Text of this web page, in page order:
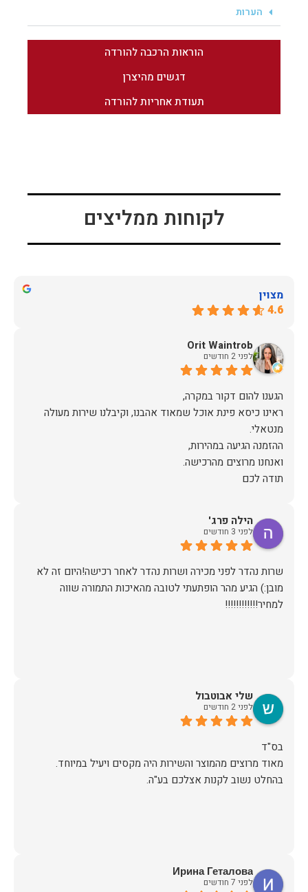
הערות
הוראות הרכבה להורדה
דגשים מהיצרן
תעודת אחריות להורדה
לקוחות ממליצים
מצוין
4.6
Orit Waintrob
לפני 2 חודשים
ראינו כיסא פינת אוכל שמאוד אהבנו, וקיבלנו שירות מעולה
תודה לכם
הילה פרג'
לפני 3 חודשים
שרות נהדר לפני מכירה ושרות נהדר לאחר רכישה!היום זה לא
מובן:) הגיע מהר הופתעתי לטובה מהאיכות התמורה שווה
למחיר!!!!!!!!!!!!
שלי אבוטבול
לפני 2 חודשים
מאוד מרוצים מהמוצר והשירות היה מקסים ויעיל במיוחד.
בהחלט נשוב לקנות אצלכם בע"ה.
Ирина Геталова
לפני 7 חודשים